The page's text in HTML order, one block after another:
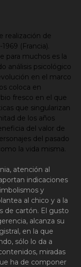
realización de
(Francia).
para muchos es la
análisis psicológico
en el marco
coloca en
fresco en el que
que singularizan
de los años
del valor de
del pasado
la vida misma.
atención al
indicaciones
y
al chico y a la
de cartón. El gusto
alcanza su
en la que
sólo lo da a
miradas
ha de componer